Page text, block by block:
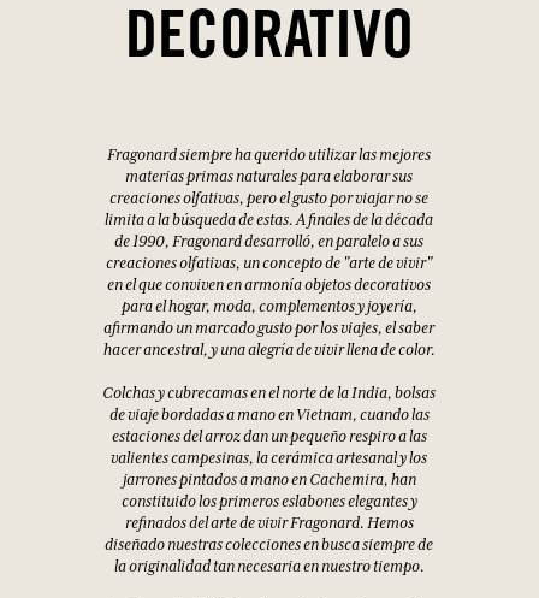
DECORATIVO
Fragonard siempre ha querido utilizar las mejores
materias primas naturales para elaborar sus
creaciones olfativas, pero el gusto por viajar no se
limita a la búsqueda de estas. A finales de la década
de 1990, Fragonard desarrolló, en paralelo a sus
creaciones olfativas, un concepto de "arte de vivir"
en el que conviven en armonía objetos decorativos
para el hogar, moda, complementos y joyería,
afirmando un marcado gusto por los viajes, el saber
hacer ancestral, y una alegría de vivir llena de color.
Colchas y cubrecamas en el norte de la India, bolsas
de viaje bordadas a mano en Vietnam, cuando las
estaciones del arroz dan un pequeño respiro a las
valientes campesinas, la cerámica artesanal y los
jarrones pintados a mano en Cachemira, han
constituido los primeros eslabones elegantes y
refinados del arte de vivir Fragonard. Hemos
diseñado nuestras colecciones en busca siempre de
la originalidad tan necesaria en nuestro tiempo.